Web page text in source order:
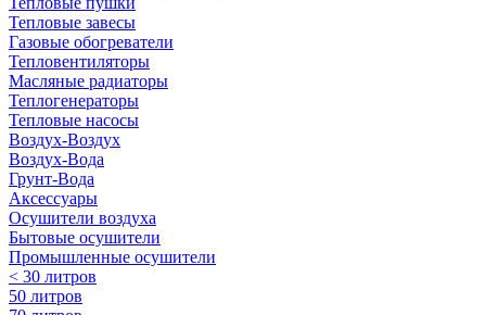
Тепловые завесы
Газовые обогреватели
Тепловентиляторы
Масляные радиаторы
Теплогенераторы
Тепловые насосы
Воздух-Воздух
Воздух-Вода
Грунт-Вода
Аксессуары
Осушители воздуха
Бытовые осушители
Промышленные осушители
< 30 литров
50 литров